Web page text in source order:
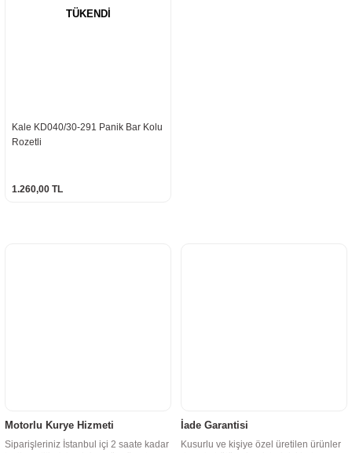
TÜKENDİ
Kale KD040/30-291 Panik Bar Kolu
Rozetli
1.260,00 TL
Motorlu Kurye Hizmeti
Siparişleriniz İstanbul içi 2 saate kadar
İade Garantisi
Kusurlu ve kişiye özel üretilen ürünler